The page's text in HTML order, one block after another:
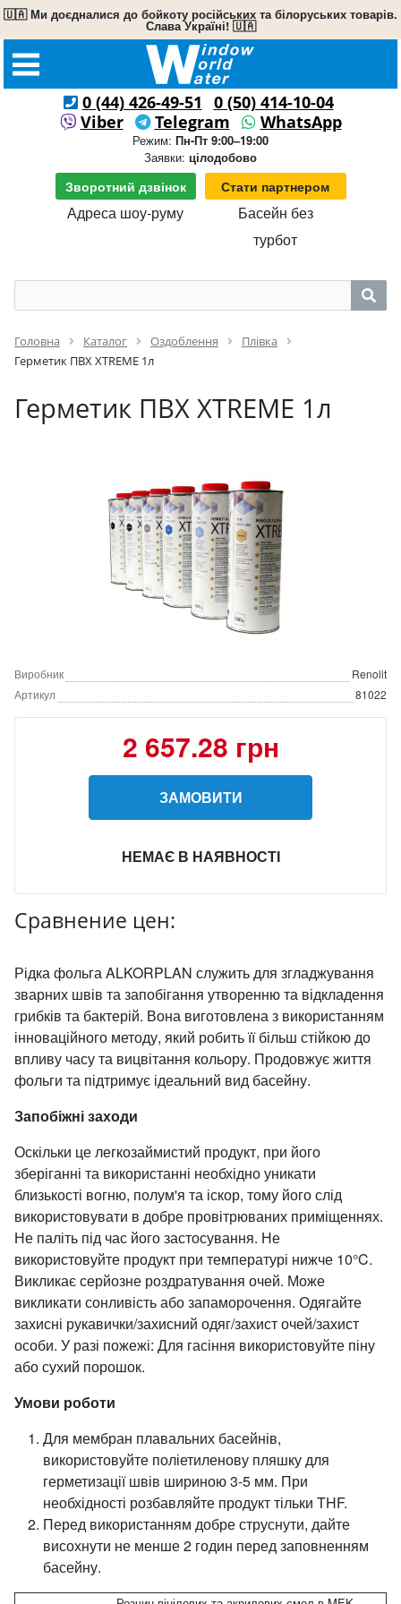
🇺🇦 Ми доєдналися до бойкоту російських та білоруських товарів.
Слава Україні! 🇺🇦
0 (44) 426-49-51
0 (50) 414-10-04
Viber
Telegram WhatsApp
Режим: Пн-Пт 9:00–19:00
Заявки: цілодобово
Зворотний дзвінок Стати партнером
Адреса шоу-руму
Басейн без
турбот
Головна Каталог Оздоблення
Плівка
Герметик ПВХ XTREME 1л
Герметик ПВХ XTREME 1л
Виробник
Renolit
Артикул
81022
2 657.28 грн
ЗАМОВИТИ
НЕМАЄ В НАЯВНОСТІ
Сравнение цен:
Рідка фольга ALKORPLAN служить для згладжування
зварних швів та запобігання утворенню та відкладення
грибків та бактерій. Вона виготовлена з використанням
інноваційного методу, який робить її більш стійкою до
впливу часу та вицвітання кольору. Продовжує життя
фольги та підтримує ідеальний вид басейну.
Запобіжні заходи
Оскільки це легкозаймистий продукт, при його
зберіганні та використанні необхідно уникати
близькості вогню, полум'я та іскор, тому його слід
використовувати в добре провітрюваних приміщеннях.
Не паліть під час його застосування. Не
використовуйте продукт при температурі нижче 10°C.
Викликає серйозне роздратування очей. Може
викликати сонливість або запаморочення. Одягайте
захисні рукавички/захисний одяг/захист очей/захист
особи. У разі пожежі: Для гасіння використовуйте піну
або сухий порошок.
Умови роботи
Для мембран плавальних басейнів,
використовуйте поліетиленову пляшку для
герметизації швів шириною 3-5 мм. При
необхідності розбавляйте продукт тільки THF.
Перед використанням добре струснути, дайте
висохнути не менше 2 годин перед заповненням
басейну.